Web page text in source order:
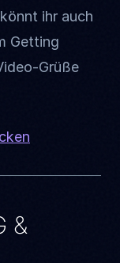
ihr auch
Getting
Grüße
&